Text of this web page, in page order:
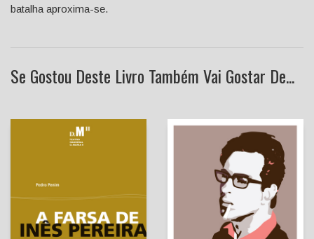
batalha aproxima-se.
Se Gostou Deste Livro Também Vai Gostar De...
Pedro Penim (a partir de
Gil Vicente)
Teatro III - Obras
completas, Vol. III
Bernardo Santareno
Ana Paula Medeiros
(introd.)